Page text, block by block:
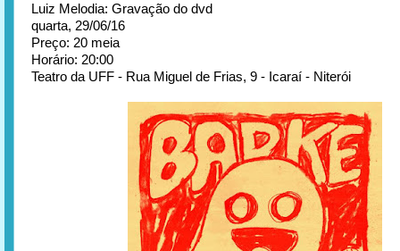
Luiz Melodia: Gravação do dvd
quarta, 29/06/16
Preço: 20 meia
Horário: 20:00
Teatro da UFF - Rua Miguel de Frias, 9 - Icaraí - Niterói